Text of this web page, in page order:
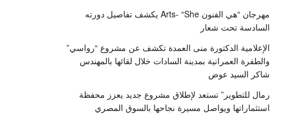
مهرجان “هي الفنون Arts- “She يكشف تفاصيل دورته
السادسة تحت شعار
الإعلامية الدكتورة منى العمدة تكشف عن مشروع “رواسي”
والطفرة العمرانية بمدينة السادات خلال لقائها بالمهندس
شاكر السيد عوض
رمال للتطوير” تستعد لإطلاق مشروع جديد يعزز محفظة
استثماراتها ويواصل مسيرة نجاحها بالسوق المصري